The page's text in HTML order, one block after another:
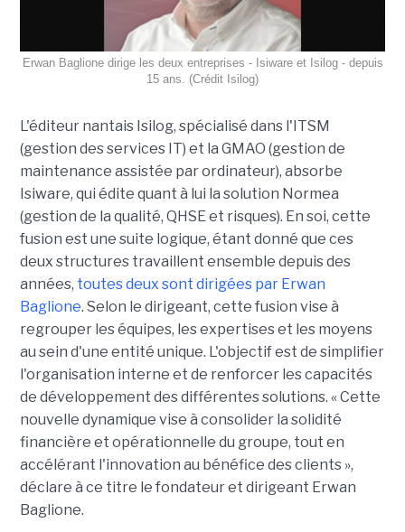
Erwan Baglione dirige les deux entreprises - Isiware et Isilog - depuis
15 ans. (Crédit Isilog)
L'éditeur nantais Isilog, spécialisé dans l'ITSM
(gestion des services IT) et la GMAO (gestion de
maintenance assistée par ordinateur), absorbe
Isiware, qui édite quant à lui la solution Normea
(gestion de la qualité, QHSE et risques). En soi, cette
fusion est une suite logique, étant donné que ces
deux structures travaillent ensemble depuis des
années, toutes deux sont dirigées par Erwan
Baglione. Selon le dirigeant, cette fusion vise à
regrouper les équipes, les expertises et les moyens
au sein d'une entité unique. L'objectif est de simplifier
l'organisation interne et de renforcer les capacités
de développement des différentes solutions. « Cette
nouvelle dynamique vise à consolider la solidité
financière et opérationnelle du groupe, tout en
accélérant l'innovation au bénéfice des clients »,
déclare à ce titre le fondateur et dirigeant Erwan
Baglione.